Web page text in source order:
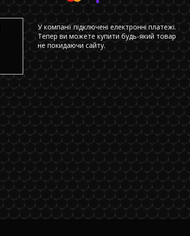
У компанії підключені електронні платежі.
Тепер ви можете купити будь-який товар
не покидаючи сайту.